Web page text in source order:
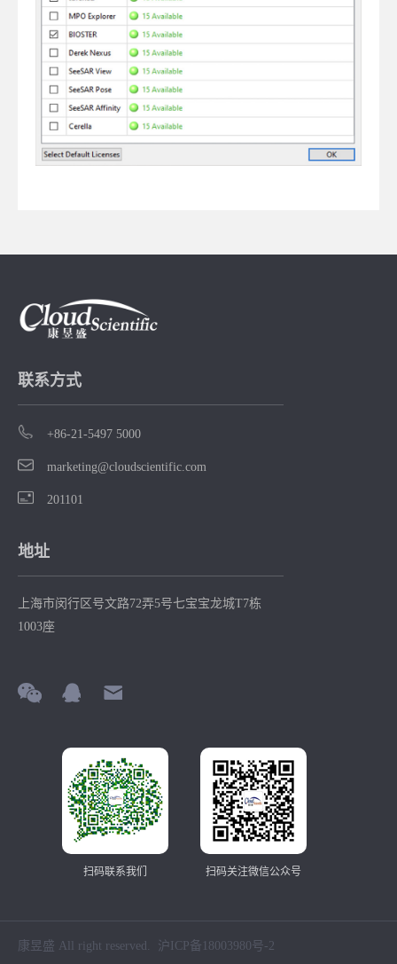
联系方式
+86-21-5497 5000
marketing@cloudscientific.com
201101
地址
上海市闵行区号文路72弄5号七宝宝龙城T7栋
1003座
扫码联系我们 扫码关注微信公众号
康昱盛 All right reserved. 沪ICP备18003980号-2